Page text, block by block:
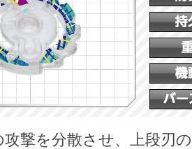
攻撃を分散させ、上段刃